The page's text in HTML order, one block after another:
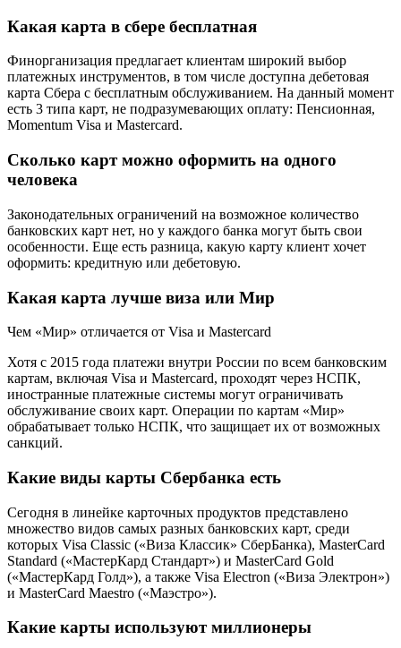
Какая карта в сбере бесплатная
Финорганизация предлагает клиентам широкий выбор
платежных инструментов, в том числе доступна дебетовая
карта Сбера с бесплатным обслуживанием. На данный момент
есть 3 типа карт, не подразумевающих оплату: Пенсионная,
Momentum Visa и Mastercard.
Сколько карт можно оформить на одного
человека
Законодательных ограничений на возможное количество
банковских карт нет, но у каждого банка могут быть свои
особенности. Еще есть разница, какую карту клиент хочет
оформить: кредитную или дебетовую.
Какая карта лучше виза или Мир
Чем «Мир» отличается от Visa и Masterсard
Хотя с 2015 года платежи внутри России по всем банковским
картам, включая Visa и Masterсard, проходят через НСПК,
иностранные платежные системы могут ограничивать
обслуживание своих карт. Операции по картам «Мир»
обрабатывает только НСПК, что защищает их от возможных
санкций.
Какие виды карты Сбербанка есть
Сегодня в линейке карточных продуктов представлено
множество видов самых разных банковских карт, среди
которых Visa Classic («Виза Классик» СберБанка), MasterCard
Standard («МастерКард Стандарт») и MasterCard Gold
(«МастерКард Голд»), а также Visa Electron («Виза Электрон»)
и MasterCard Maestro («Маэстро»).
Какие карты используют миллионеры